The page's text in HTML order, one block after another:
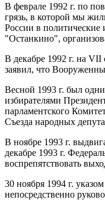
В феврале 1992 г. по
грязь, в которой мы
России в политические
"Останкино",
В декабре 1992 г. на
заявил, что
Весной 1993 г. был
избирателями
парламентского
Съезда народных
В ноябре 1993 г.
декабре 1993 г.
воспрепятствовать
30 ноября 1994 г.
непосредственно